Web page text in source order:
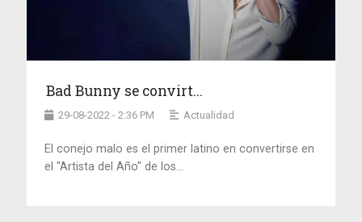
Bad Bunny se convirt...
29-08-2022 - 2:36 PM Actualidad
El conejo malo es el primer latino en convertirse en
el "Artista del Año" de los...